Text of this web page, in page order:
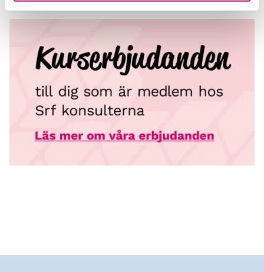
Du har mikrokursen tillgänglig i sex månader från
flera steg – och när det passar dig, och självklart
kan du repetera så mycket du vill under den här
Srf Auktoriserade Redovisningskonsulter®
För att kursen ska generera aktualitetstimmar ska
den vara slutförd inom tillgänglighetstiden (sex
månader fr o m bokningsdagen).